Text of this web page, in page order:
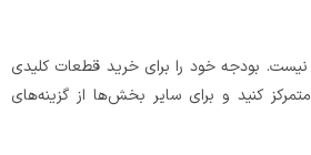
نیست. بودجه خود را برای خرید قطعات کلیدی
کنید و برای سایر بخش‌ها از گزینه‌های